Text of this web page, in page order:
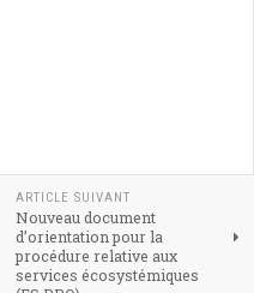
ARTICLE SUIVANT
Nouveau document
d’orientation pour la
procédure relative aux
services écosystémiques